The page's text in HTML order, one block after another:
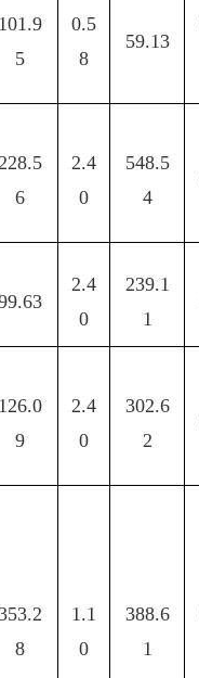
101.9
5
0.5
8
59.13
6
2.4
0
548.5
4
2.4
0
239.1
1
126.0
9
2.4
0
302.6
2
8
1.1
0
388.6
1